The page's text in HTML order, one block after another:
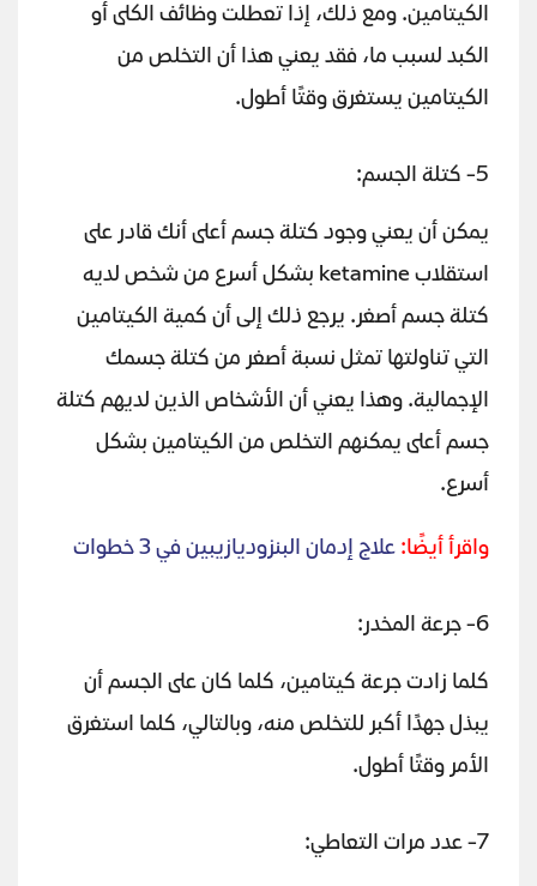
الكيتامين. ومع ذلك، إذا تعطلت وظائف الكلى أو
الكبد لسبب ما، فقد يعني هذا أن التخلص من
الكيتامين يستغرق وقتًا أطول.
5- كتلة الجسم:
يمكن أن يعني وجود كتلة جسم أعلى أنك قادر على
استقلاب ketamine بشكل أسرع من شخص لديه
كتلة جسم أصغر. يرجع ذلك إلى أن كمية الكيتامين
التي تناولتها تمثل نسبة أصغر من كتلة جسمك
الإجمالية. وهذا يعني أن الأشخاص الذين لديهم كتلة
جسم أعلى يمكنهم التخلص من الكيتامين بشكل
أسرع.
واقرأ أيضًا: علاج إدمان البنزوديازيبين في 3 خطوات
6- جرعة المخدر:
كلما زادت جرعة كيتامين، كلما كان على الجسم أن
يبذل جهدًا أكبر للتخلص منه، وبالتالي، كلما استغرق
الأمر وقتًا أطول.
7- عدد مرات التعاطي: